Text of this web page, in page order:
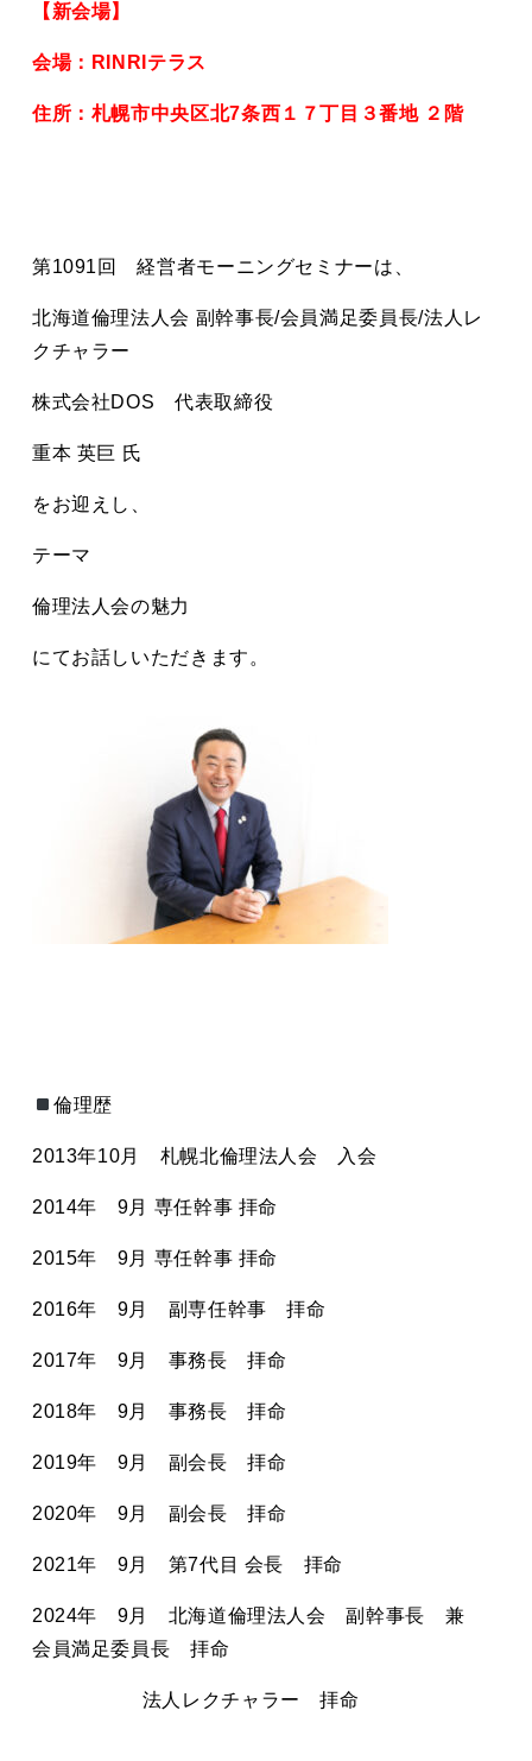
【新会場】
会場：RINRIテラス
住所：札幌市中央区北7条西１７丁目３番地 ２階
第1091回 経営者モーニングセミナーは、
北海道倫理法人会 副幹事長/会員満足委員長/法人レ
クチャラー
株式会社DOS 代表取締役
重本 英巨 氏
をお迎えし、
テーマ
倫理法人会の魅力
にてお話しいただきます。
倫理歴
2013年10月 札幌北倫理法人会 入会
2014年 9月 専任幹事 拝命
2015年 9月 専任幹事 拝命
2016年 9月 副専任幹事 拝命
2017年 9月 事務長 拝命
2018年 9月 事務長 拝命
2019年 9月 副会長 拝命
2020年 9月 副会長 拝命
2021年 9月 第7代目 会長 拝命
2024年 9月 北海道倫理法人会 副幹事長 兼
会員満足委員長 拝命
法人レクチャラー 拝命